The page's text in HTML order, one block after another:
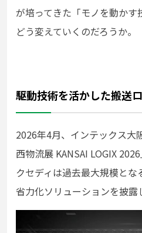
が培ってきた「モノを動かす
どう変えていくのだろうか。
駆動技術を活かした搬送
2026年4月、インテックス大
西物流展 KANSAI LOGIX
クセディは過去最大規模とな
省力化ソリューションを披露